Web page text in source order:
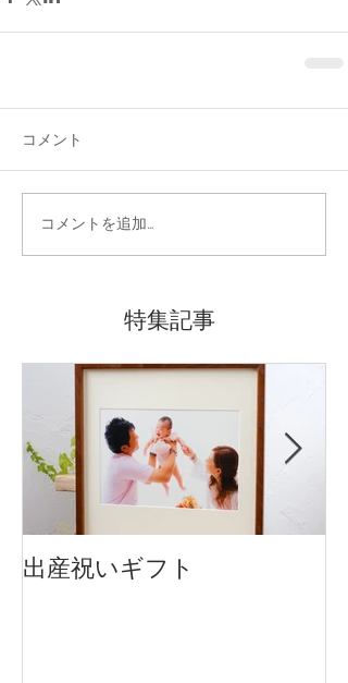
コメント
コメントを追加…
特集記事
出産祝いギフト